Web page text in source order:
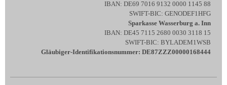
IBAN: DE69 7016 9132 0000 1145 88
SWIFT-BIC: GENODEF1HFG
Sparkasse Wasserburg a. Inn
IBAN: DE45 7115 2680 0030 3118 15
SWIFT-BIC: BYLADEM1WSB
Gläubiger-Identifikationsnummer: DE87ZZZ00000168444